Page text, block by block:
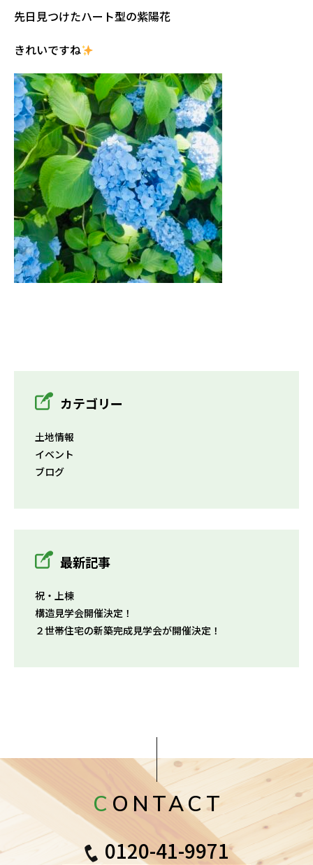
先日見つけたハート型の紫陽花
きれいですね
カテゴリー
土地情報
イベント
ブログ
最新記事
祝・上棟
構造見学会開催決定！
２世帯住宅の新築完成見学会が開催決定！
CONTACT
0120-41-9971